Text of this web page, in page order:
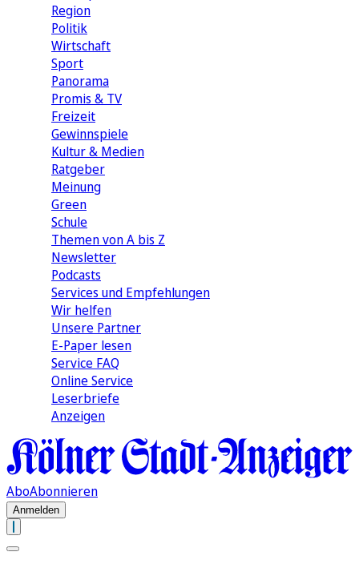
Region
Politik
Wirtschaft
Sport
Panorama
Promis & TV
Freizeit
Gewinnspiele
Kultur & Medien
Ratgeber
Meinung
Green
Schule
Themen von A bis Z
Newsletter
Podcasts
Services und Empfehlungen
Wir helfen
Unsere Partner
E-Paper lesen
Service FAQ
Online Service
Leserbriefe
Anzeigen
AboAbonnieren
Anmelden